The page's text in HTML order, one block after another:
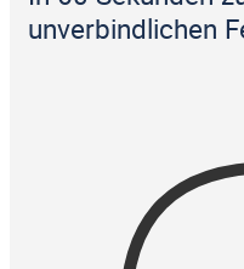
unverbindlichen